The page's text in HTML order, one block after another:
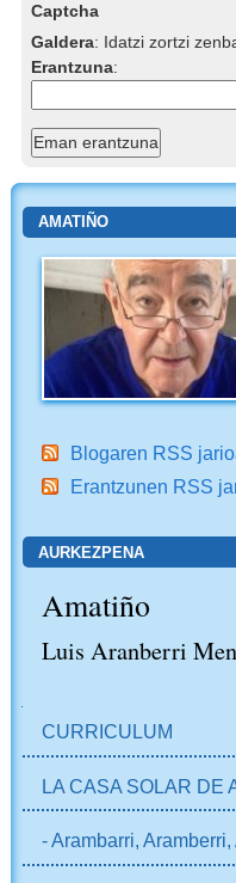
Captcha
Galdera: Idatzi zortzi
Erantzuna:
AMATIÑO
Blogaren RSS
Erantzunen RSS
AURKEZPENA
Amatiño
Luis Aranberri
CURRICULUM
LA CASA SOLAR DE
- Arambarri,